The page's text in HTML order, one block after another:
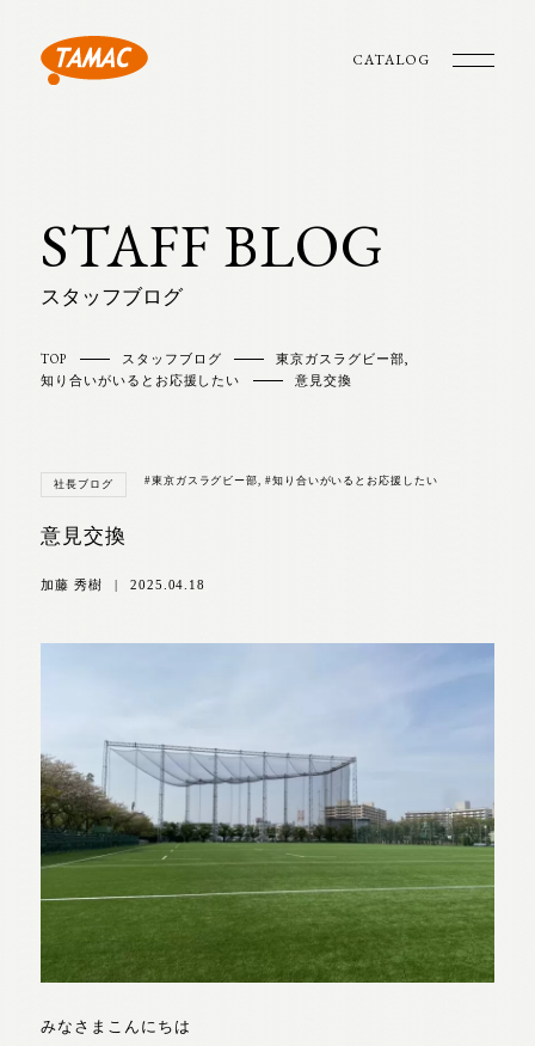
CATALOG
STAFF BLOG
スタッフブログ
TOP スタッフブログ 東京ガスラグビー部,
知り合いがいるとお応援したい
意見交換
社長ブログ #東京ガスラグビー部, #知り合いがいるとお応援したい
意見交換
加藤 秀樹 | 2025.04.18
みなさまこんにちは